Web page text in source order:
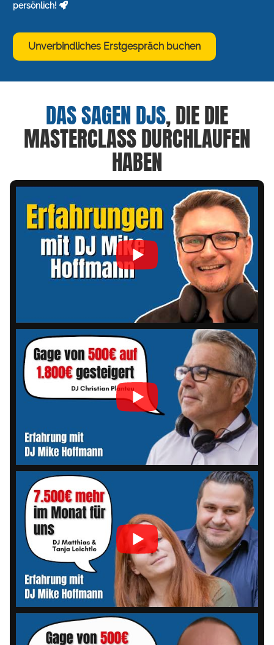
persönlich!
Unverbindliches Erstgespräch buchen
DAS SAGEN DJS, DIE DIE
MASTERCLASS DURCHLAUFEN
HABEN